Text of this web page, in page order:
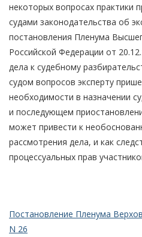
некоторых вопросах практики
судами законодательства об
постановления Пленума
Российской Федерации от
дела к судебному
судом вопросов эксперту
необходимости в назначении
и последующем
может привести к
рассмотрения дела, и как
процессуальных прав
Постановление Пленума
N 26